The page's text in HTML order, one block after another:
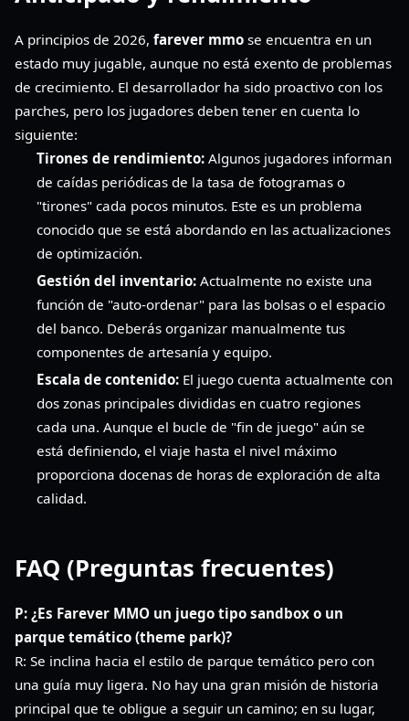
A principios de 2026, farever mmo se encuentra en un
estado muy jugable, aunque no está exento de problemas
de crecimiento. El desarrollador ha sido proactivo con los
parches, pero los jugadores deben tener en cuenta lo
siguiente:
Tirones de rendimiento: Algunos jugadores informan
de caídas periódicas de la tasa de fotogramas o
"tirones" cada pocos minutos. Este es un problema
conocido que se está abordando en las actualizaciones
de optimización.
Gestión del inventario: Actualmente no existe una
función de "auto-ordenar" para las bolsas o el espacio
del banco. Deberás organizar manualmente tus
componentes de artesanía y equipo.
Escala de contenido: El juego cuenta actualmente con
dos zonas principales divididas en cuatro regiones
cada una. Aunque el bucle de "fin de juego" aún se
está definiendo, el viaje hasta el nivel máximo
proporciona docenas de horas de exploración de alta
calidad.
FAQ (Preguntas frecuentes)
P: ¿Es Farever MMO un juego tipo sandbox o un
parque temático (theme park)?
R: Se inclina hacia el estilo de parque temático pero con
una guía muy ligera. No hay una gran misión de historia
principal que te obligue a seguir un camino; en su lugar,